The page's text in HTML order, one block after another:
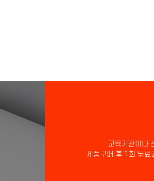
교육기관이나
제품구매 후 1회 무료